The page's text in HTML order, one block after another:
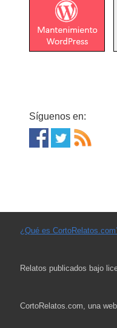
Síguenos en:
¿Qué es
Relatos publicados bajo
CortoRelatos.com, una